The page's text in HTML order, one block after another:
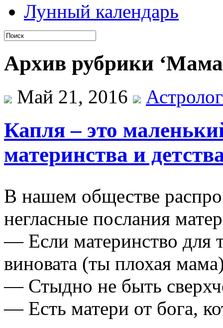
Лунный календарь
Архив рубрики ‘Мама
Май 21, 2016
Капля – это
материнства и
В нашем обществе
негласные послания
— Если материнство для
виновата (ты плохая
— Стыдно не быть
— Есть матери от бога,